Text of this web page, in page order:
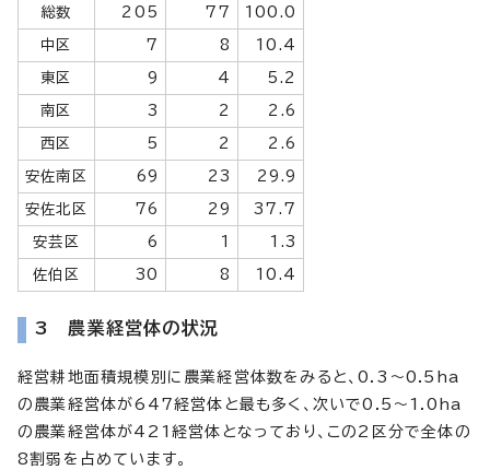
総数 205 77 100.0
中区 7 8 10.4
東区 9 4 5.2
南区 3 2 2.6
西区 5 2 2.6
安佐南区 69 23 29.9
安佐北区 76 29 37.7
安芸区 6 1 1.3
佐伯区 30 8 10.4
3 農業経営体の状況
経営耕地面積規模別に農業経営体数をみると、0.3～0.5ha
の農業経営体が647経営体と最も多く、次いで0.5～1.0ha
の農業経営体が421経営体となっており、この2区分で全体の
8割弱を占めています。